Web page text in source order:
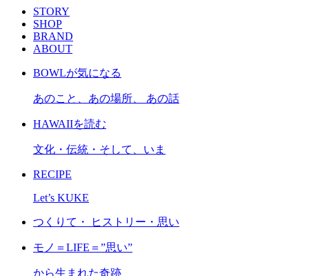
STORY
SHOP
BRAND
ABOUT
BOWLが気になる
あのこと、あの場所、 あの話
HAWAIIを読む
文化・伝統・そして、いま
RECIPE
Let’s KUKE
つくりて・ ヒストリー・思い
モノ＝LIFE＝”思い”
から生まれた奇跡